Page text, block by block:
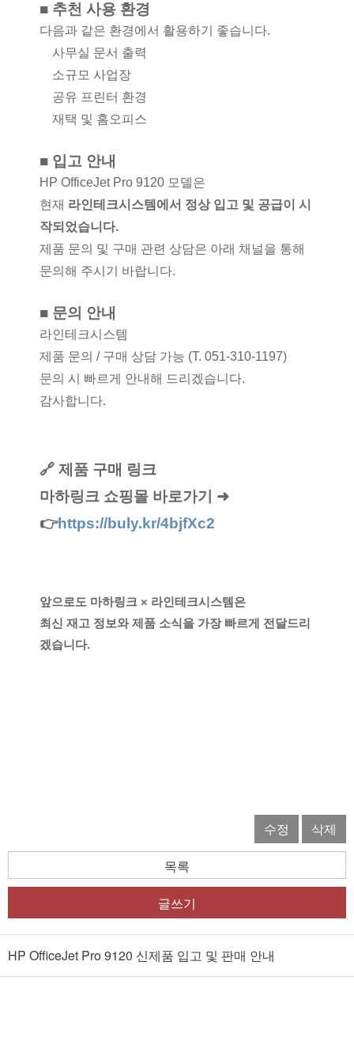
■ 추천 사용 환경
다음과 같은 환경에서 활용하기 좋습니다.
사무실 문서 출력
소규모 사업장
공유 프린터 환경
재택 및 홈오피스
■ 입고 안내
HP OfficeJet Pro 9120 모델은
현재 라인테크시스템에서 정상 입고 및 공급이 시
작되었습니다.
제품 문의 및 구매 관련 상담은 아래 채널을 통해
문의해 주시기 바랍니다.
■ 문의 안내
라인테크시스템
제품 문의 / 구매 상담 가능 (T. 051-310-1197)
문의 시 빠르게 안내해 드리겠습니다.
감사합니다.
🔗 제품 구매 링크
마하링크 쇼핑몰 바로가기 ➜
👉https://buly.kr/4bjfXc2
앞으로도 마하링크 × 라인테크시스템은
최신 재고 정보와 제품 소식을 가장 빠르게 전달드리
겠습니다.
수정 삭제
목록
글쓰기
HP OfficeJet Pro 9120 신제품 입고 및 판매 안내